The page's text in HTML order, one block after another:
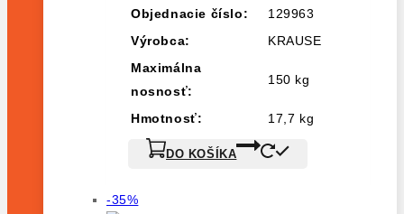
Objednacie číslo:
129963
Výrobca:
KRAUSE
Maximálna
nosnosť:
150 kg
Hmotnosť: 17,7 kg
DO KOŠÍKA
-35%Výrobok